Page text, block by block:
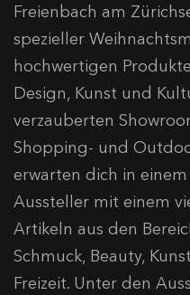
Freienbach am
spezieller
hochwertigen
Design, Kunst und
verzauberten
Shopping- und
erwarten dich in
Aussteller mit einem
Artikeln aus den
Schmuck, Beauty,
Freizeit. Unter den